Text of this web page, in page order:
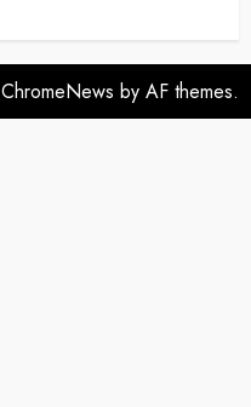
ChromeNews by AF themes.